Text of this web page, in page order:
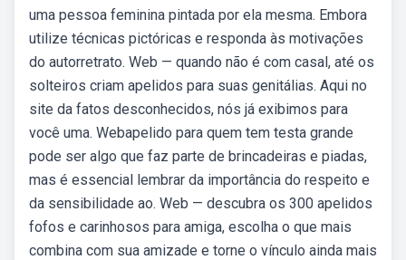
uma pessoa feminina pintada por ela mesma. Embora
utilize técnicas pictóricas e responda às motivações
do autorretrato. Web — quando não é com casal, até os
solteiros criam apelidos para suas genitálias. Aqui no
site da fatos desconhecidos, nós já exibimos para
você uma. Webapelido para quem tem testa grande
pode ser algo que faz parte de brincadeiras e piadas,
mas é essencial lembrar da importância do respeito e
da sensibilidade ao. Web — descubra os 300 apelidos
fofos e carinhosos para amiga, escolha o que mais
combina com sua amizade e torne o vínculo ainda mais